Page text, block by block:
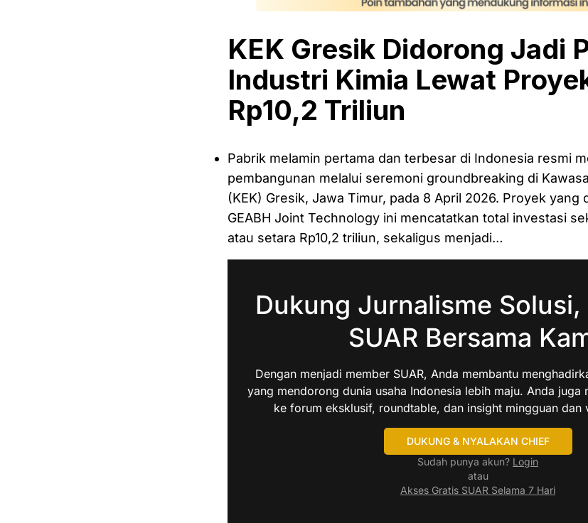
KEK Gresik Didorong Jadi
Industri Kimia Lewat
Rp10,2 Triliun
Pabrik melamin pertama dan terbesar di Indonesia resmi
pembangunan melalui seremoni groundbreaking di
(KEK) Gresik, Jawa Timur, pada 8 April 2026. Proyek yang
GEABH Joint Technology ini mencatatkan total investasi
atau setara Rp10,2 triliun, sekaligus menjadi…
Dukung Jurnalisme Solusi,
SUAR Bersama
Dengan menjadi member SUAR, Anda membantu
yang mendorong dunia usaha Indonesia lebih maju. Anda juga
ke forum eksklusif, roundtable, dan insight mingguan dan
DUKUNG & NYALAKAN CHIEF
Sudah punya akun? Login
atau
Akses Gratis SUAR Selama 7 Hari